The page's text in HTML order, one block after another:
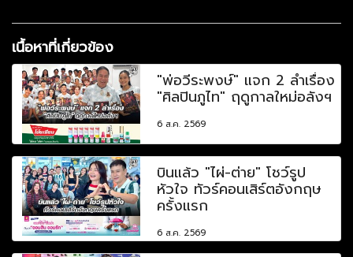
เนื้อหาที่เกี่ยวข้อง
"พ่อวีระพงษ์" แจก 2 ลำเรื่อง
"ศิลปินภูไท" ฤดูกาลใหม่อลังฯ
6 ส.ค. 2569
บินแล้ว "ไผ่-ต่าย" โชว์รูป
หัวใจ ทัวร์คอนเสิร์ตอังกฤษ
ครั้งแรก
6 ส.ค. 2569